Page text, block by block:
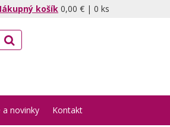
košík 0,00 € | 0 ks
a novinky Kontakt